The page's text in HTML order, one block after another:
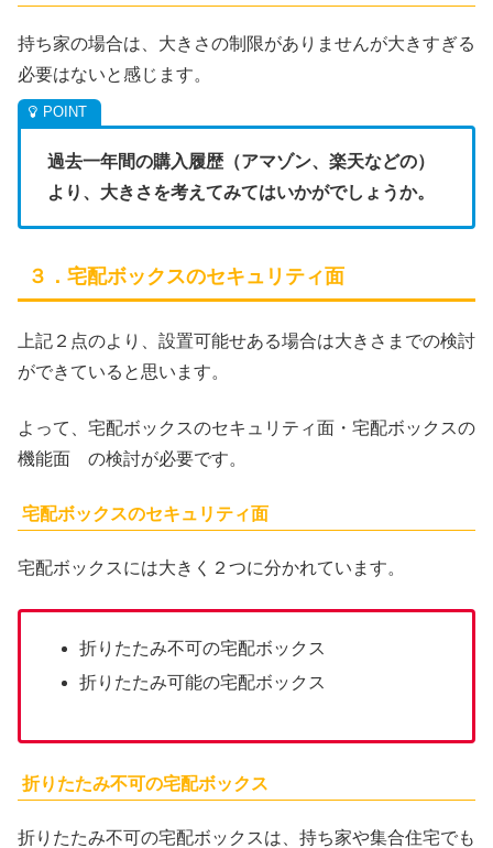
持ち家の場合は、大きさの制限がありませんが大きすぎる
必要はないと感じます。
過去一年間の購入履歴（アマゾン、楽天などの）
より、大きさを考えてみてはいかがでしょうか。
３．宅配ボックスのセキュリティ面
上記２点のより、設置可能せある場合は大きさまでの検討
ができていると思います。
よって、宅配ボックスのセキュリティ面・宅配ボックスの
機能面 の検討が必要です。
宅配ボックスのセキュリティ面
宅配ボックスには大きく２つに分かれています。
折りたたみ不可の宅配ボックス
折りたたみ可能の宅配ボックス
折りたたみ不可の宅配ボックス
折りたたみ不可の宅配ボックスは、持ち家や集合住宅でも